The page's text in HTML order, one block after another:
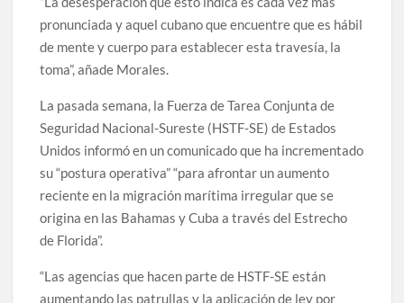
pronunciada y aquel cubano que encuentre que es hábil
de mente y cuerpo para establecer esta travesía, la
toma”, añade Morales.
La pasada semana, la Fuerza de Tarea Conjunta de
Seguridad Nacional-Sureste (HSTF-SE) de Estados
Unidos informó en un comunicado que ha incrementado
su “postura operativa” “para afrontar un aumento
reciente en la migración marítima irregular que se
origina en las Bahamas y Cuba a través del Estrecho
de Florida”.
“Las agencias que hacen parte de HSTF-SE están
aumentando las patrullas y la aplicación de ley por